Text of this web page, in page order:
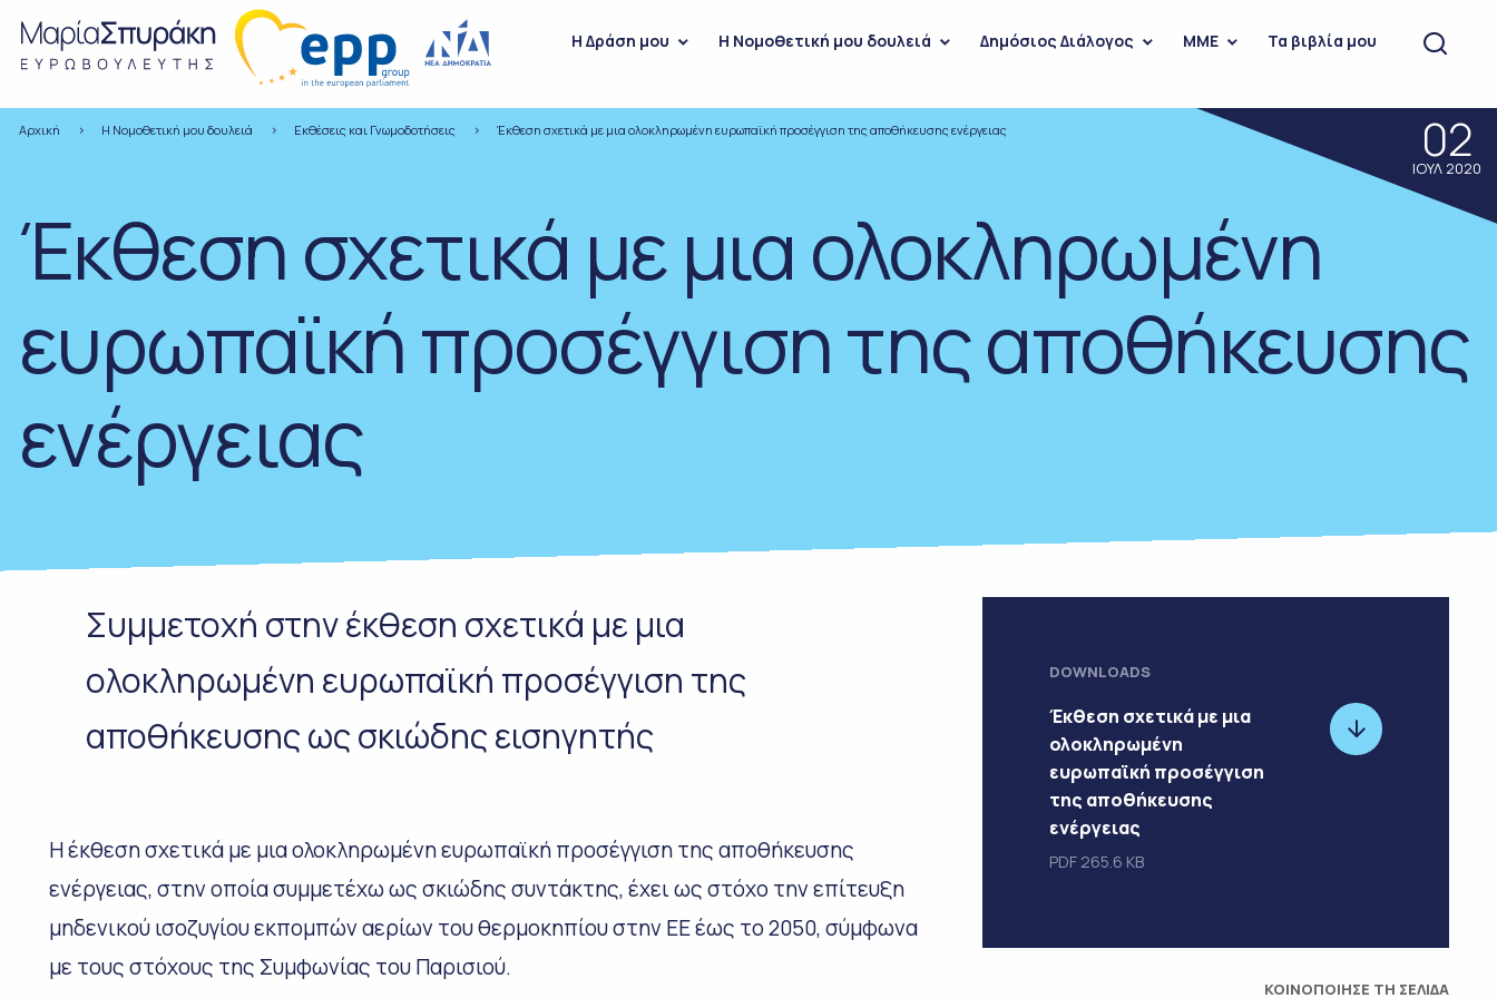
H Δράση μου Η Νομοθετική μου δουλειά Δημόσιος Διάλογος ΜΜΕ Τα βιβλία μου
Αρχική Η Νομοθετική μου δουλειά Εκθέσεις και Γνωμοδοτήσεις Έκθεση σχετικά με μια ολοκληρωμένη ευρωπαϊκή προσέγγιση της αποθήκευσης ενέργειας
Έκθεση σχετικά με μια ολοκληρωμένη
ευρωπαϊκή προσέγγιση της αποθήκευσης
ενέργειας
02
ΙΟΥΛ 2020
Συμμετοχή στην έκθεση σχετικά με μια
ολοκληρωμένη ευρωπαϊκή προσέγγιση της
αποθήκευσης ως σκιώδης εισηγητής
Η έκθεση σχετικά με μια ολοκληρωμένη ευρωπαϊκή προσέγγιση της αποθήκευσης
ενέργειας, στην οποία συμμετέχω ως σκιώδης συντάκτης, έχει ως στόχο την επίτευξη
μηδενικού ισοζυγίου εκπομπών αερίων του θερμοκηπίου στην ΕΕ έως το 2050, σύμφωνα
με τους στόχους της Συμφωνίας του Παρισιού.
DOWNLOADS
Έκθεση σχετικά με μια
ολοκληρωμένη
ευρωπαϊκή προσέγγιση
της αποθήκευσης
ενέργειας
PDF 265.6 KB
ΚΟΙΝΟΠΟΙΗΣΕ ΤΗ ΣΕΛΙΔΑ